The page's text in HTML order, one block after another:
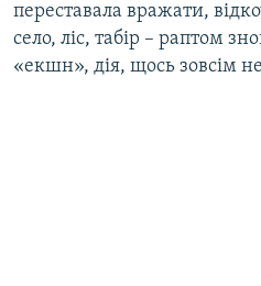
переставала вражати,
село, ліс, табір – раптом
«екшн», дія, щось зовсім